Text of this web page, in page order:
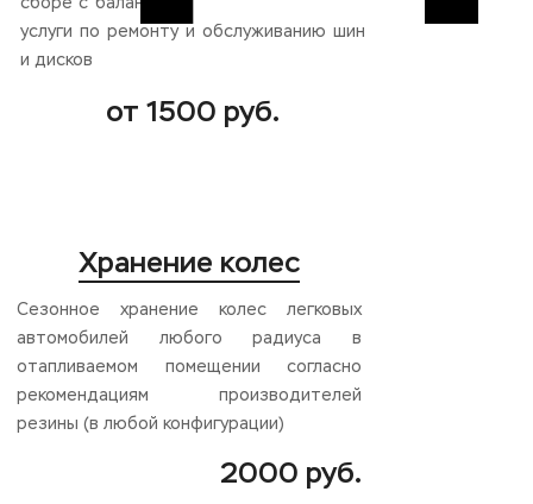
2000 руб.
от 1500 руб.
Сезонное хранение колес легковых
автомобилей любого радиуса в
отапливаемом помещении согласно
рекомендациям производителей
резины (в любой конфигурации)
сборе с балансировкой, а также прочие
услуги по ремонту и обслуживанию шин
и дисков
Хранение колес